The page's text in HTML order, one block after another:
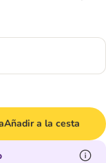
Añadir a la cesta